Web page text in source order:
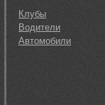
Клубы
Водители
Автомобили